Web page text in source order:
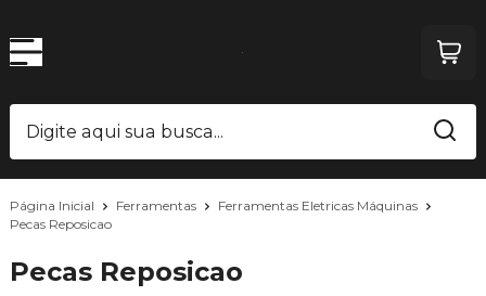
Página Inicial Ferramentas
Ferramentas Eletricas Máquinas
Pecas Reposicao
Pecas Reposicao